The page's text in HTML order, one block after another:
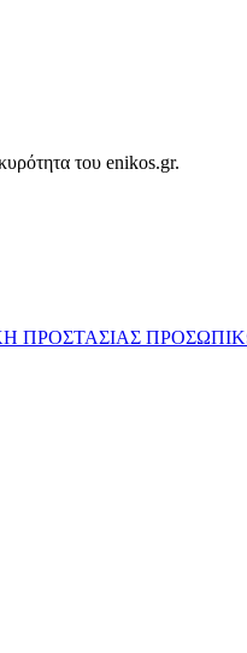
του enikos.gr.
ΠΡΟΣΤΑΣΙΑΣ